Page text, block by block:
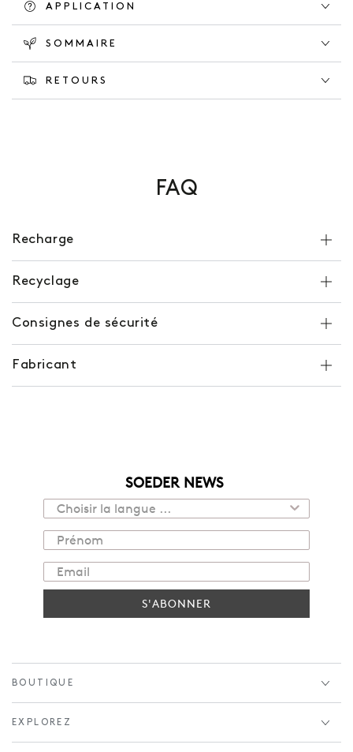
APPLICATION
SOMMAIRE
RETOURS
FAQ
Recharge
Recyclage
Consignes de sécurité
Fabricant
SOEDER NEWS
S'ABONNER
BOUTIQUE
EXPLOREZ